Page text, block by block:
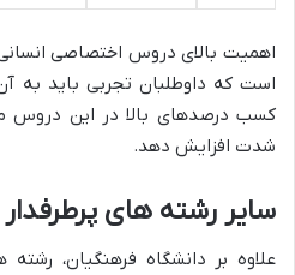
اهمیت بالای دروس اختصاصی انسانی
است که داوطلبان تجربی باید به
کسب درصدهای بالا در این دروس
شدت افزایش دهد.
سایر رشته های
علاوه بر دانشگاه فرهنگیان،